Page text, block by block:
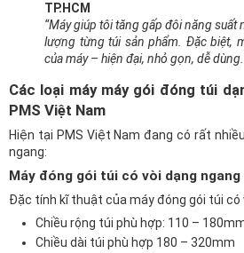
TP.HCM
“Máy giúp tôi tăng gấp đôi năng suất
lượng từng túi sản phẩm. Đặc biệt,
của máy – hiện đại, nhỏ gọn, dễ
Các loại máy máy gói đóng túi
PMS Việt Nam
Hiện tại PMS Việt Nam đang có rất
ngang:
Máy đóng gói túi có vòi dạng
Đặc tính kĩ thuật của máy đóng gói túi có
Chiều rộng túi phù hợp: 110 –
Chiều dài túi phù hợp 180 – 320mm